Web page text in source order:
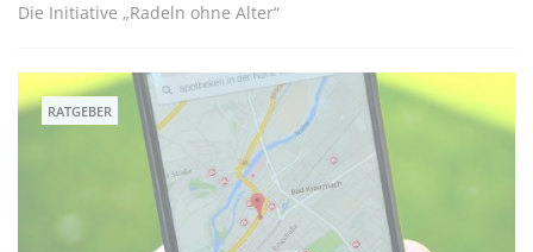
Die Initiative „Radeln ohne Alter“
RATGEBER